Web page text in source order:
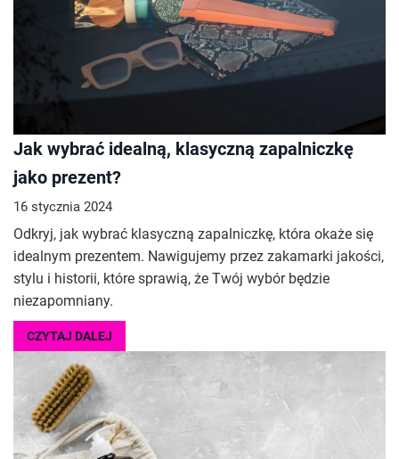
Jak wybrać idealną, klasyczną zapalniczkę
jako prezent?
16 stycznia 2024
Odkryj, jak wybrać klasyczną zapalniczkę, która okaże się
idealnym prezentem. Nawigujemy przez zakamarki jakości,
stylu i historii, które sprawią, że Twój wybór będzie
niezapomniany.
CZYTAJ DALEJ